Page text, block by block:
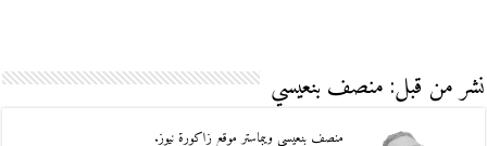
نشر من قبل: منصف بنعيسي
منصف بنعيسي ويبماستر موقع زاكورة نيوز.